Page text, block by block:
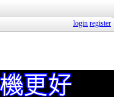
login register